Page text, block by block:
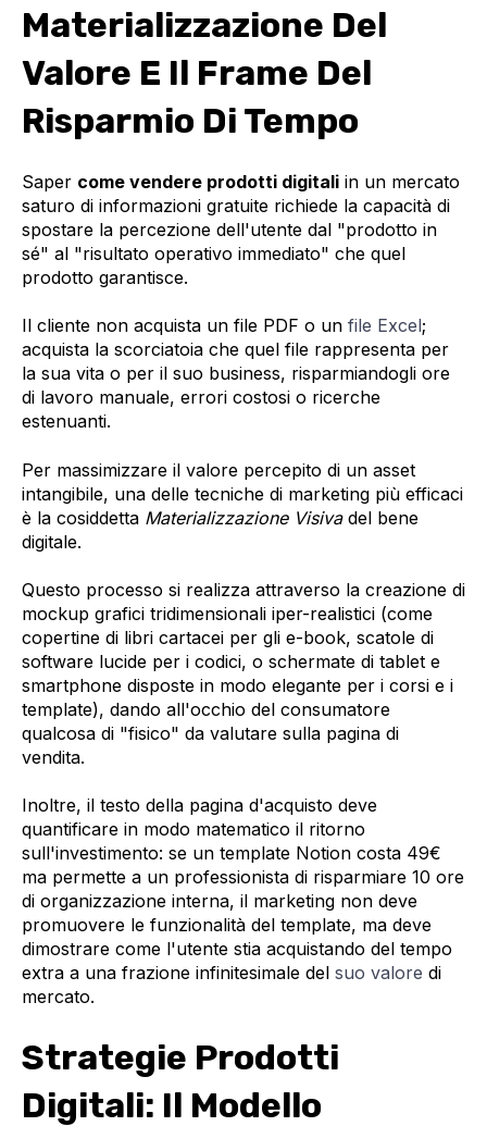
Materializzazione Del
Valore E Il Frame Del
Risparmio Di Tempo
Saper come vendere prodotti digitali in un mercato
saturo di informazioni gratuite richiede la capacità di
spostare la percezione dell'utente dal "prodotto in
sé" al "risultato operativo immediato" che quel
prodotto garantisce.
Il cliente non acquista un file PDF o un file Excel;
acquista la scorciatoia che quel file rappresenta per
la sua vita o per il suo business, risparmiandogli ore
di lavoro manuale, errori costosi o ricerche
estenuanti.
Per massimizzare il valore percepito di un asset
intangibile, una delle tecniche di marketing più efficaci
è la cosiddetta Materializzazione Visivadel bene
digitale.
Questo processo si realizza attraverso la creazione di
mockup grafici tridimensionali iper-realistici (come
copertine di libri cartacei per gli e-book, scatole di
software lucide per i codici, o schermate di tablet e
smartphone disposte in modo elegante per i corsi e i
template), dando all'occhio del consumatore
qualcosa di "fisico" da valutare sulla pagina di
vendita.
Inoltre, il testo della pagina d'acquisto deve
quantificare in modo matematico il ritorno
sull'investimento: se un template Notion costa 49€
ma permette a un professionista di risparmiare 10 ore
di organizzazione interna, il marketing non deve
promuovere le funzionalità del template, ma deve
dimostrare come l'utente stia acquistando del tempo
extra a una frazione infinitesimale del suo valore di
mercato.
Strategie Prodotti
Digitali: Il Modello